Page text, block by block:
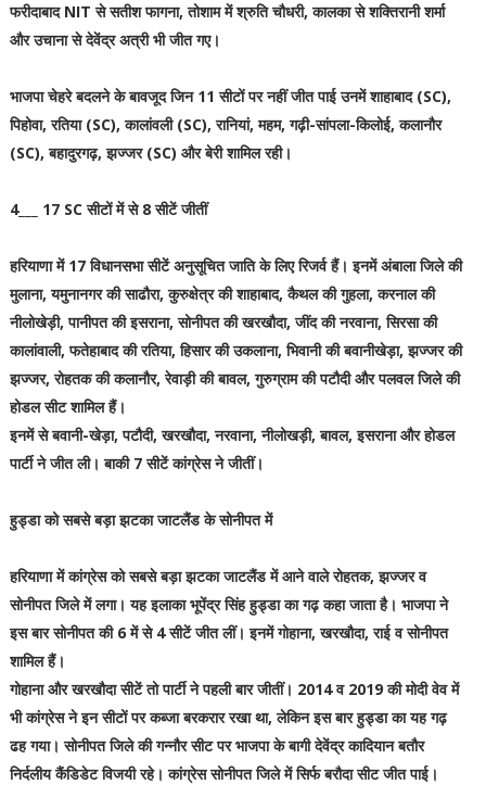
फरीदाबाद NIT से सतीश फागना, तोशाम में श्रुति चौधरी, कालका से शक्तिरानी शर्मा
और उचाना से देवेंद्र अत्री भी जीत गए।
भाजपा चेहरे बदलने के बावजूद जिन 11 सीटों पर नहीं जीत पाई उनमें शाहाबाद (SC),
पिहोवा, रतिया (SC), कालांवली (SC), रानियां, महम, गढ़ी-सांपला-किलोई, कलानौर
(SC), बहादुरगढ़, झज्जर (SC) और बेरी शामिल रही।
4___ 17 SC सीटों में से 8 सीटें जीतीं
हरियाणा में 17 विधानसभा सीटें अनुसूचित जाति के लिए रिजर्व हैं। इनमें अंबाला जिले की
मुलाना, यमुनानगर की साढौरा, कुरुक्षेत्र की शाहाबाद, कैथल की गुहला, करनाल की
नीलोखेड़ी, पानीपत की इसराना, सोनीपत की खरखौदा, जींद की नरवाना, सिरसा की
कालांवाली, फतेहाबाद की रतिया, हिसार की उकलाना, भिवानी की बवानीखेड़ा, झज्जर की
झज्जर, रोहतक की कलानौर, रेवाड़ी की बावल, गुरुग्राम की पटौदी और पलवल जिले की
होडल सीट शामिल हैं।
इनमें से बवानी-खेड़ा, पटौदी, खरखौदा, नरवाना, नीलोखड़ी, बावल, इसराना और होडल
पार्टी ने जीत ली। बाकी 7 सीटें कांग्रेस ने जीतीं।
हुड्डा को सबसे बड़ा झटका जाटलैंड के सोनीपत में
हरियाणा में कांग्रेस को सबसे बड़ा झटका जाटलैंड में आने वाले रोहतक, झज्जर व
सोनीपत जिले में लगा। यह इलाका भूपेंद्र सिंह हुड्डा का गढ़ कहा जाता है। भाजपा ने
इस बार सोनीपत की 6 में से 4 सीटें जीत लीं। इनमें गोहाना, खरखौदा, राई व सोनीपत
शामिल हैं।
गोहाना और खरखौदा सीटें तो पार्टी ने पहली बार जीतीं। 2014 व 2019 की मोदी वेव में
भी कांग्रेस ने इन सीटों पर कब्जा बरकरार रखा था, लेकिन इस बार हुड्डा का यह गढ़
ढह गया। सोनीपत जिले की गन्नौर सीट पर भाजपा के बागी देवेंद्र कादियान बतौर
निर्दलीय कैंडिडेट विजयी रहे। कांग्रेस सोनीपत जिले में सिर्फ बरौदा सीट जीत पाई।